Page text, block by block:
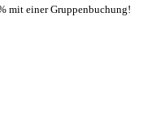
mit einer Gruppenbuchung!